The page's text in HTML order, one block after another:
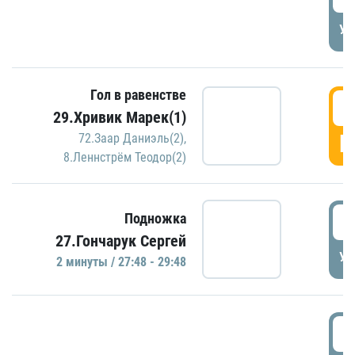
Гол в равенстве
29.Хривик Марек(1)
72.Заар Даниэль(2),
8.Леннстрём Теодор(2)
Подножка
27.Гончарук Сергей
2 минуты / 27:48 - 29:48